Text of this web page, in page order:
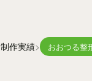
制作実績 おおつる整